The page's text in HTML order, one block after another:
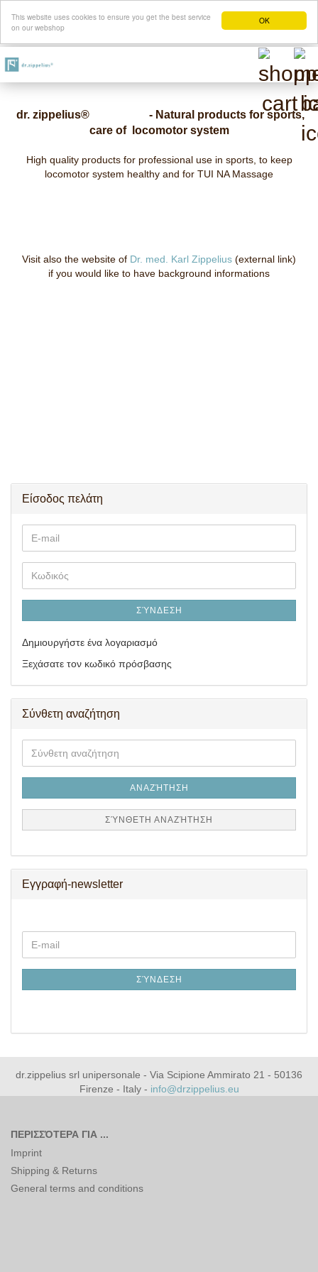
OK
This website uses cookies to ensure you get the best service
on our webshop
dr. zippelius® - Natural products for sports,
care of locomotor system
High quality products for professional use in sports, to keep
locomotor system healthy and for TUI NA Massage
Visit also the website of Dr. med. Karl Zippelius (external link)
if you would like to have background informations
Είσοδος πελάτη
E-
mail
Κωδικός
ΣΎΝΔΕΣΗ
Δημιουργήστε ένα λογαριασμό
Ξεχάσατε τον κωδικό πρόσβασης
Σύνθετη αναζήτηση
αναζήτηση
ΑΝΑΖΉΤΗΣΗ
ΣΎΝΘΕΤΗ ΑΝΑΖΉΤΗΣΗ
Εγγραφή-newsletter
ΤΗΝ
E-
mail
ΣΎΝΔΕΣΗ
dr.zippelius srl unipersonale - Via Scipione Ammirato 21 - 50136
Firenze - Italy - info@drzippelius.eu
ΠΕΡΙΣΣΌΤΕΡΑ ΓΙΑ ...
Imprint
Shipping & Returns
General terms and conditions